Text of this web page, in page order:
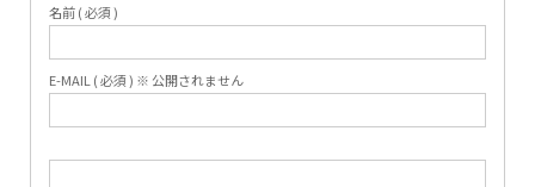
名前 ( 必須 )
E-MAIL ( 必須 ) ※ 公開されません